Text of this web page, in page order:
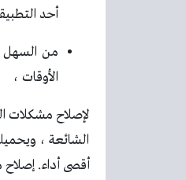
أحد
من السهل
الأوقات ،
الشائعة ،
أقصى أداء. إصلاح